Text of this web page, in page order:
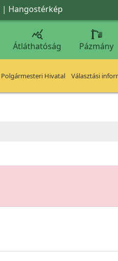
| Hangostérkép

Átláthatóság Pázmány
Polgármesteri Hivatal Választási